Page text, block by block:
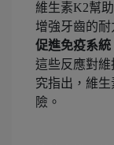
維生素K2幫
增強牙齒的
促進免疫系統
這些反應對
究指出，維
險。